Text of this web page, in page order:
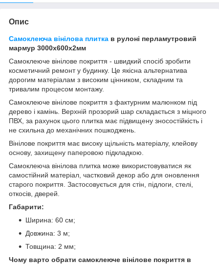
Опис
Самоклеюча вінілова плитка в рулоні перламутровий
мармур 3000х600х2мм
Самоклеюче вінілове покриття - швидкий спосіб зробити
косметичний ремонт у будинку. Це якісна альтернатива
дорогим матеріалам з високим цінником, складним та
тривалим процесом монтажу.
Самоклеюче вінілове покриття з фактурним малюнком під
дерево і камінь. Верхній прозорий шар складається з міцного
ПВХ, за рахунок цього плитка має підвищену зносостійкість і
не схильна до механічних пошкоджень.
Вінілове покриття має високу щільність матеріалу, клейову
основу, захищену паперовою підкладкою.
Самоклеюча вінілова плитка може використовуватися як
самостійний матеріал, частковий декор або для оновлення
старого покриття. Застосовується для стін, підлоги, стелі,
откосів, дверей.
Габарити:
Ширина: 60 см;
Довжина: 3 м;
Товщина: 2 мм;
Чому варто обрати самоклеюче вінілове покриття в